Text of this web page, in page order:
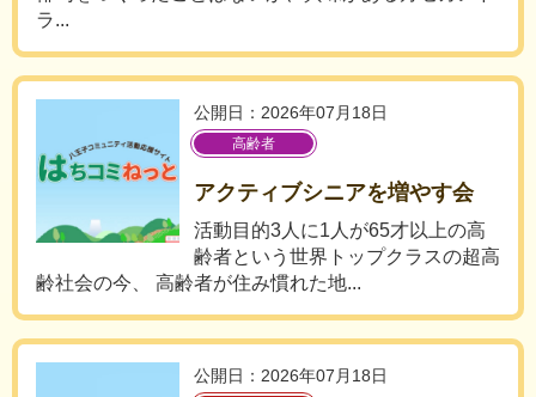
ラ...
公開日：2026年07月18日
高齢者
アクティブシニアを増やす会
活動目的3人に1人が65才以上の高
齢者という世界トップクラスの超高
齢社会の今、 高齢者が住み慣れた地...
公開日：2026年07月18日